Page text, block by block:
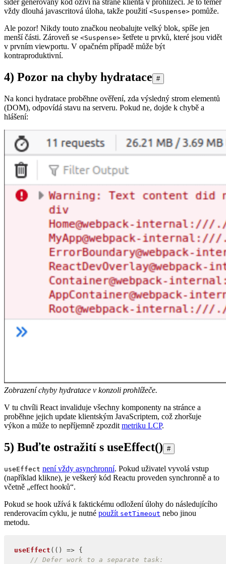
sider generovaný kód oživí na straně klienta v prohlížeči. Je to téměř
vždy dlouhá javascritová úloha, takže použití <Suspense> pomůže.
Ale pozor! Nikdy touto značkou neobalujte velký blok, spíše jen
menší části. Zároveň se <Suspense> šetřete u prvků, které jsou vidět
v prvním viewportu. V opačném případě může být
kontraproduktivní.
4) Pozor na chyby hydratace #
Na konci hydratace proběhne ověření, zda výsledný strom elementů
(DOM), odpovídá stavu na serveru. Pokud ne, dojde k chybě a
hlášení:
Zobrazení chyby hydratace v konzoli prohlížeče.
V tu chvíli React invaliduje všechny komponenty na stránce a
proběhne jejich update klientským JavaScriptem, což zhoršuje
výkon a může to nepříjemně zpozdit metriku LCP.
5) Buďte ostražití s useEffect() #
useEffect není vždy asynchronní. Pokud uživatel vyvolá vstup
(například klikne), je veškerý kód Reactu proveden synchronně a to
včetně „effect hooků“.
Pokud se hook užívá k faktickému odložení úlohy do následujícího
renderovacím cyklu, je nutné použít setTimeout nebo jinou
metodu.
useEffect ( ( ) => {
// Defer work to a separate task: